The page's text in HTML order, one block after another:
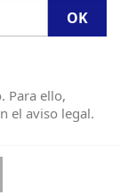
Para ello,
el aviso legal.